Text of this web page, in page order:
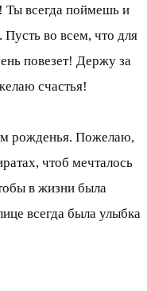
Ты всегда поймешь и
во всем, что для
повезет! Держу за
счастья!
рожденья. Пожелаю,
чтоб мечталось
в жизни была
всегда была улыбка